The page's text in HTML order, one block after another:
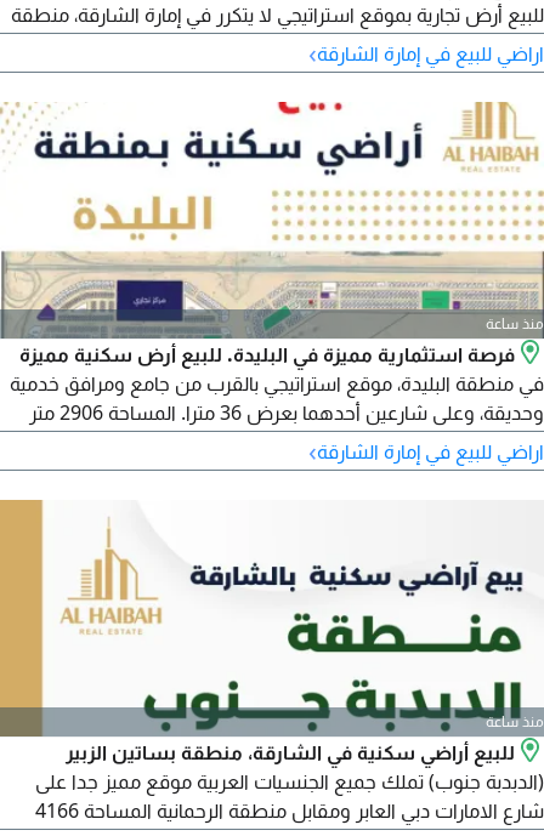
للبيع أرض تجارية بموقع استراتيجي لا يتكرر في إمارة الشارقة، منطقة
مباشرة على الشارع العام النابض بالحركة، وفي منطقة مكتملة
الخدمات تماما وجاهزة للبناء الفوري. أبرز مزايا الموقع والأرض الموقع
الجغرافي
اراضي للبيع في إمارة الشارقة›
منذ ساعة
فرصة استثمارية مميزة في البليدة. للبيع أرض سكنية مميزة
في منطقة البليدة، موقع استراتيجي بالقرب من جامع ومرافق خدمية
وحديقة، وعلى شارعين أحدهما بعرض 36 مترا. المساحة 2906 متر
الأرض قربها من المسجد والحديقة، سهولة الدخول والخروج عبر
استثماري متكامل، منطقة حيوية وتشهد نموا عمرانيا. السعر 400000
اراضي للبيع في إمارة الشارقة›
منذ ساعة
للبيع أراضي سكنية في الشارقة، منطقة بساتين الزبير
(الدبدبة جنوب) تملك جميع الجنسيات العربية موقع مميز جدا على
شارع الامارات دبي العابر ومقابل منطقة الرحمانية المساحة 4166